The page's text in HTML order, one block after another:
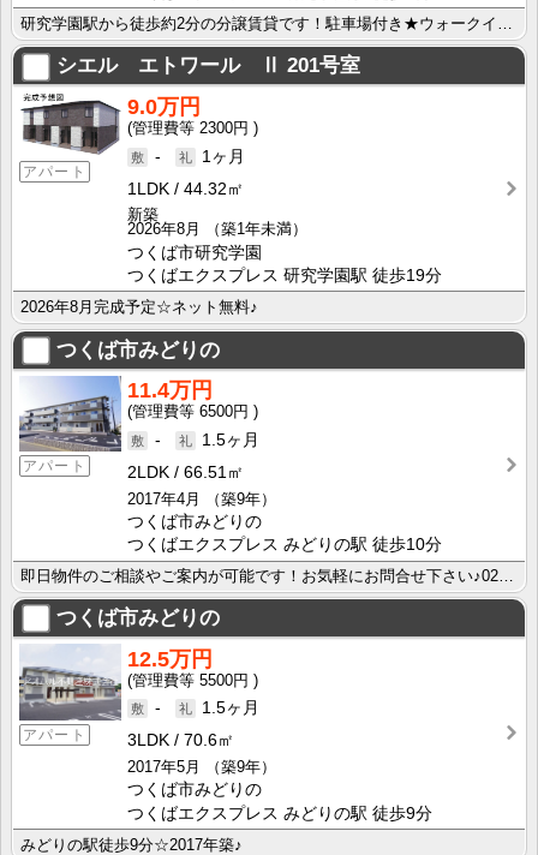
シエル エトワール Ⅱ 201号室
アパート
9.0万円
2300円
-
1ヶ月
1LDK
44.32㎡
新築
2026年8月
（築1年未満）
つくば市研究学園
つくばエクスプレス 研究学園駅 徒歩19分
2026年8月完成予定☆ネット無料♪
つくば市みどりの
アパート
11.4万円
6500円
-
1.5ヶ月
2LDK
66.51㎡
2017年4月
（築9年）
つくば市みどりの
つくばエクスプレス みどりの駅 徒歩10分
つくば市みどりの
アパート
12.5万円
5500円
-
1.5ヶ月
3LDK
70.6㎡
2017年5月
（築9年）
つくば市みどりの
つくばエクスプレス みどりの駅 徒歩9分
みどりの駅徒歩9分☆2017年築♪